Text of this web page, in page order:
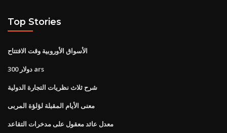
Top Stories
الأسواق الأوروبية وقت الافتتاح
300 دولار ars
شرح ثلاث نظريات التجارة الدولية
معنى الأيام المقبلة لؤلؤة المربى
معدل عائد معقول على مدخرات التقاعد